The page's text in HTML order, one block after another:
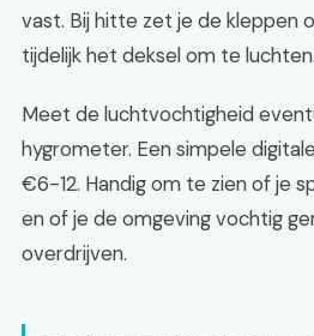
vast. Bij hitte zet je de kleppen
tijdelijk het deksel om te luchten.
Meet de luchtvochtigheid
hygrometer. Een simpele
€6-12. Handig om te zien of je
en of je de omgeving vochtig
overdrijven.